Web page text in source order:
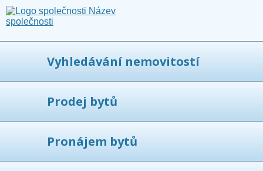
Vyhledávání nemovitostí
Prodej bytů
Pronájem bytů